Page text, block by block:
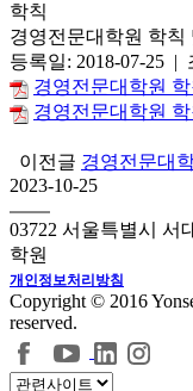
학칙
경영전문대학원 학칙
등록일: 2018-07-25 |
경영전문대학원 학
경영전문대학원
이전글 경영전문대
2023-10-25
03722 서울특별시 서
학원
개인정보처리방침
Copyright © 2016
reserved.